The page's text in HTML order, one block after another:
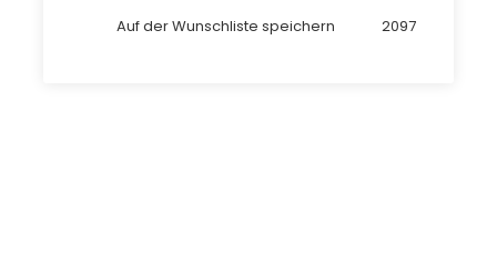
Auf der Wunschliste speichern 2097